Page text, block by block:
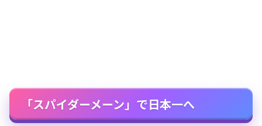
「スパイダーメーン」で日本一へ